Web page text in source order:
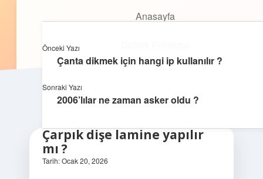
Anasayfa
Hakkımızda
Çarpık dişe lamine yapılır
mı ?
Tarih: Ocak 20, 2026
Önceki Yazı
Çanta dikmek için hangi ip kullanılır ?
Sonraki Yazı
2006’lılar ne zaman asker oldu ?
Anasayfa
Yasal Uyarı